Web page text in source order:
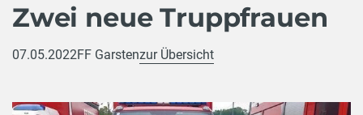
Zwei neue Truppfrauen
07.05.2022FF Garstenzur Übersicht